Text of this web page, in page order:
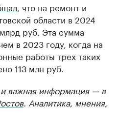
, что на ремонт и
области в 2024
руб. Эта сумма
в 2023 году, когда на
работы трех таких
113 млн руб.
важная информация — в
. Аналитика, мнения,